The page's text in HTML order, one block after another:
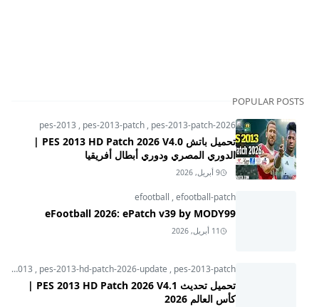
POPULAR POSTS
pes-2013 , pes-2013-patch , pes-2013-patch-2026
تحميل باتش PES 2013 HD Patch 2026 V4.0 |
الدوري المصري ودوري أبطال أفريقيا
9 أبريل, 2026
efootball ,efootball-patch
eFootball 2026: ePatch v39 by MODY99
11 أبريل, 2026
pes-2013 , pes-2013-hd-patch-2026-update , pes-2013-patch
تحميل تحديث PES 2013 HD Patch 2026 V4.1 |
كأس العالم 2026